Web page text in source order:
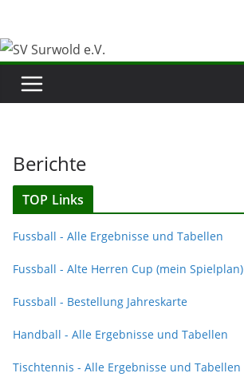
springen
Berichte
TOP Links
Fussball - Alle Ergebnisse und Tabellen
Fussball - Alte Herren Cup (mein Spielplan)
Fussball - Bestellung Jahreskarte
Handball - Alle Ergebnisse und Tabellen
Tischtennis - Alle Ergebnisse und Tabellen